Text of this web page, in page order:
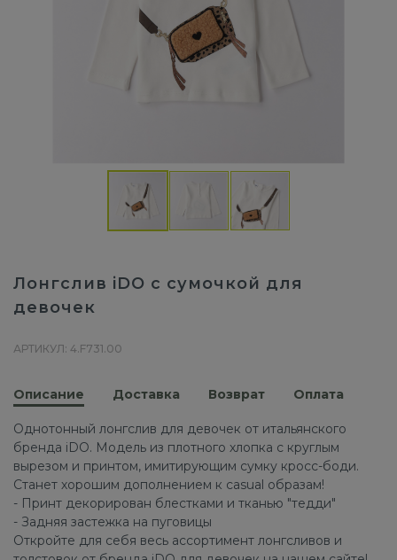
Лонгслив iDO с сумочкой для
девочек
АРТИКУЛ: 4.F731.00
Описание Доставка Возврат Оплата
Однотонный лонгслив для девочек от итальянского
бренда iDO. Модель из плотного хлопка с круглым
вырезом и принтом, имитирующим сумку кросс-боди.
Станет хорошим дополнением к casual образам!
- Принт декорирован блестками и тканью "тедди"
- Задняя застежка на пуговицы
Откройте для себя весь ассортимент лонгсливов и